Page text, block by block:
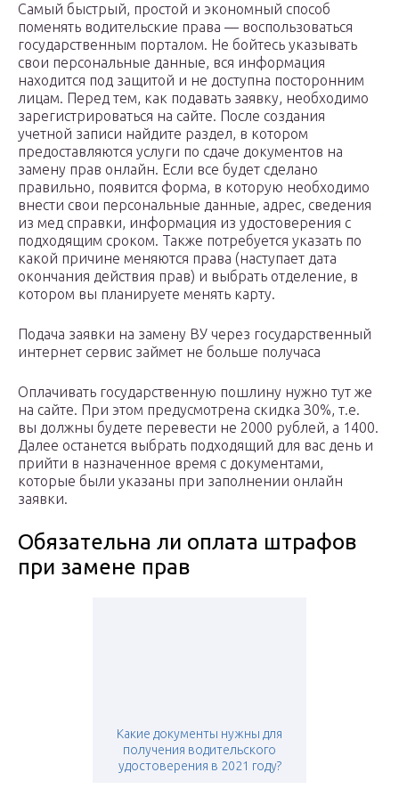
Самый быстрый, простой и экономный способ
поменять водительские права — воспользоваться
государственным порталом. Не бойтесь указывать
свои персональные данные, вся информация
находится под защитой и не доступна посторонним
лицам. Перед тем, как подавать заявку, необходимо
зарегистрироваться на сайте. После создания
учетной записи найдите раздел, в котором
предоставляются услуги по сдаче документов на
замену прав онлайн. Если все будет сделано
правильно, появится форма, в которую необходимо
внести свои персональные данные, адрес, сведения
из мед справки, информация из удостоверения с
подходящим сроком. Также потребуется указать по
какой причине меняются права (наступает дата
окончания действия прав) и выбрать отделение, в
котором вы планируете менять карту.
Подача заявки на замену ВУ через государственный
интернет сервис займет не больше получаса
Оплачивать государственную пошлину нужно тут же
на сайте. При этом предусмотрена скидка З0%, т.е.
вы должны будете перевести не 2000 рублей, а 1400.
Далее останется выбрать подходящий для вас день и
прийти в назначенное время с документами,
которые были указаны при заполнении онлайн
заявки.
Обязательна ли оплата штрафов
при замене прав
Какие документы нужны для
получения водительского
удостоверения в 2021 году?